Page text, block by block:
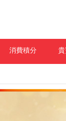
消費積分